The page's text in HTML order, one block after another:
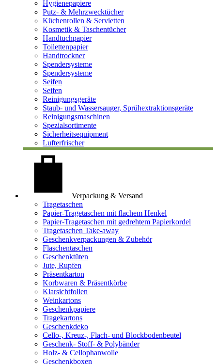
Hygienepapiere
Putz- & Mehrzwecktücher
Küchenrollen & Servietten
Kosmetik & Taschentücher
Handtuchpapier
Toilettenpapier
Handtrockner
Spendersysteme
Spendersysteme
Seifen
Seifen
Reinigungsgeräte
Staub- und Wassersauger, Sprühextraktionsgeräte
Reinigungsmaschinen
Spezialsortimente
Sicherheitsequipment
Lufterfrischer
Verpackung & Versand
Tragetaschen
Papier-Tragetaschen mit flachem Henkel
Papier-Tragetaschen mit gedrehtem Papierkordel
Tragetaschen Take-away
Geschenkverpackungen & Zubehör
Flaschentaschen
Geschenktüten
Jute, Rupfen
Präsentkarton
Korbwaren & Präsentkörbe
Klarsichtfolien
Weinkartons
Geschenkpapiere
Tragekartons
Geschenkdeko
Cello-, Kreuz-, Flach- und Blockbodenbeutel
Geschenk- Stoff- & Polybänder
Holz- & Cellophanwolle
Geschenkboxen